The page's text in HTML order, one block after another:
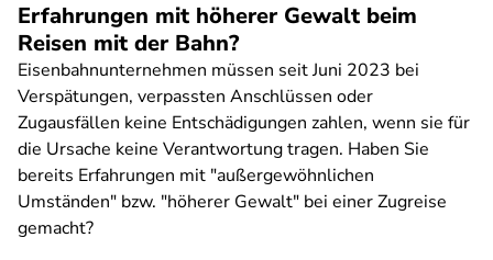
Erfahrungen mit höherer Gewalt beim
Reisen mit der Bahn?
Eisenbahnunternehmen müssen seit Juni 2023 bei
Verspätungen, verpassten Anschlüssen oder
Zugausfällen keine Entschädigungen zahlen, wenn sie für
die Ursache keine Verantwortung tragen. Haben Sie
bereits Erfahrungen mit "außergewöhnlichen
Umständen" bzw. "höherer Gewalt" bei einer Zugreise
gemacht?